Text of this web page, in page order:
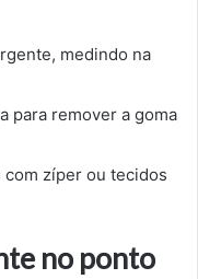
medindo na
para remover a goma
zíper ou tecidos
no ponto